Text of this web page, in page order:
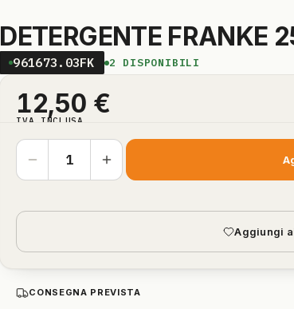
DETERGENTE FRANKE
961673.03FK 2 DISPONIBILI
12,50 €
IVA INCLUSA
Aggiungi
CONSEGNA PREVISTA